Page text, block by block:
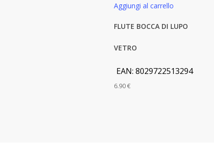
Aggiungi al carrello
FLUTE BOCCA DI LUPO
VETRO
EAN: 8029722513294
6.90€